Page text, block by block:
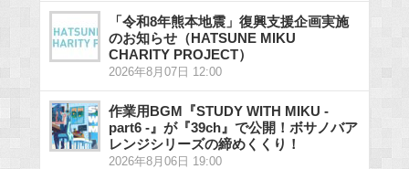
「令和8年熊本地震」復興支援企画実施
のお知らせ（HATSUNE MIKU
CHARITY PROJECT）
2026年8月07日 12:00
作業用BGM『STUDY WITH MIKU -
part6 -』が『39ch』で公開！ボサノバア
レンジシリーズの締めくくり！
2026年8月06日 19:00